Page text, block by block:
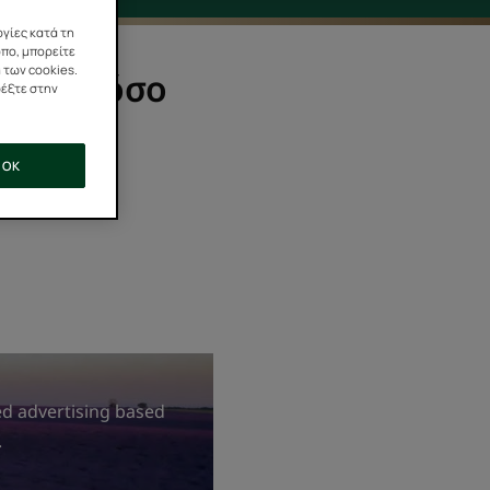
τόσο
ήταν ένα
advertising based
κατά τη
μπορείτε
των cookies.
στην
OK